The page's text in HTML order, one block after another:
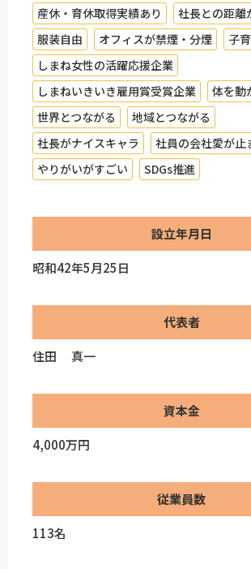
産休・育休取得実績あり
社長との距離
服装自由
オフィスが禁煙・分煙
子
しまね女性の活躍応援企業
しまねいきいき雇用賞受賞企業
体を動
世界とつながる
地域とつながる
社長がナイスキャラ
社員の会社愛が止
やりがいがすごい
SDGs推進
設立年月日
昭和42年5月25日
代表者
住田 真一
資本金
4,000万円
従業員数
113名